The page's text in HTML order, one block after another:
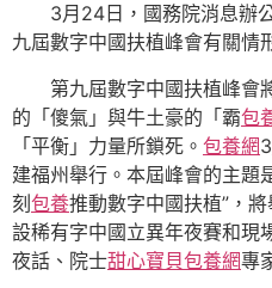
3月24日，國務院消息辦
九屆數字中國扶植峰會有關情
第九屆數字中國扶植峰會
的「傻氣」與牛土豪的「霸包
「平衡」力量所鎖死。 包養網3
建福州舉行。本屆峰會的主題
刻包養推動數字中國扶植”，
設稀有字中國立異年夜賽和現
夜話、院士甜心寶貝包養網專